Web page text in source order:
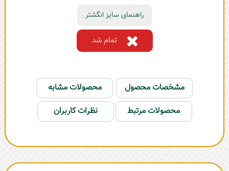
راهنمای سایز انگشتر
تمام شد
مشخصات محصول
محصولات مشابه
محصولات مرتبط
نظرات کاربران